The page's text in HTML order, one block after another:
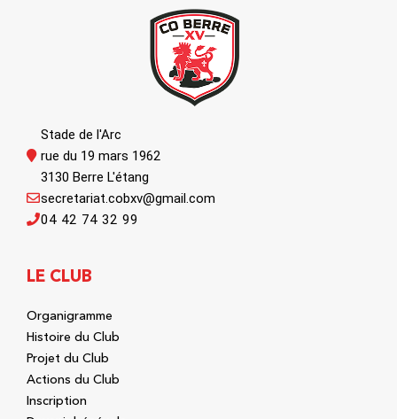
Stade de l'Arc
rue du 19 mars 1962
3130 Berre L'étang
04 42 74 32 99
secretariat.cobxv@gmail.com
LE CLUB
Organigramme
Histoire du Club
Projet du Club
Actions du Club
Inscription